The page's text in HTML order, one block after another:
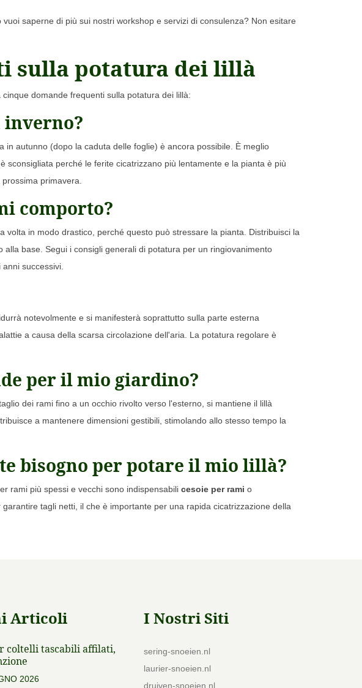
saperne di più sui nostri workshop e servizi di consulenza? Non esitare
sulla potatura dei lillà
domande frequenti sulla potatura dei lillà:
inverno?
autunno (dopo la caduta delle foglie) è ancora possibile. È meglio
perché le ferite cicatrizzano più lentamente e la pianta è più
primavera.
comporto?
in modo drastico, perché questo può stressare la pianta. Distribuisci la
base. Segui i consigli generali di potatura per un ringiovanimento
successivi.
notevolmente e si manifesterà soprattutto sulla parte esterna
a causa della scarsa circolazione dell'aria. La potatura regolare è
per il mio giardino?
dei rami fino a un occhio rivolto verso l'esterno, si mantiene il lillà
a mantenere dimensioni gestibili, stimolando allo stesso tempo la
bisogno per potare il mio lillà?
rami più spessi e vecchi sono indispensabili cesoie per rami o
tagli netti, il che è importante per una rapida cicatrizzazione della
Articoli
coltelli tascabili affilati,
2026
I Nostri Siti
sering-snoeien.nl
laurier-snoeien.nl
druiven-snoeien.nl